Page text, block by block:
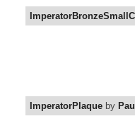
ImperatorPlaque by